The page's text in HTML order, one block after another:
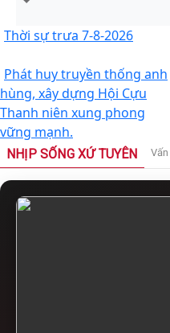
Thời sự trưa 7-8-2026
Phát huy truyền thống anh
hùng, xây dựng Hội Cựu
Thanh niên xung phong
vững mạnh.
NHỊP SỐNG XỨ TUYÊN